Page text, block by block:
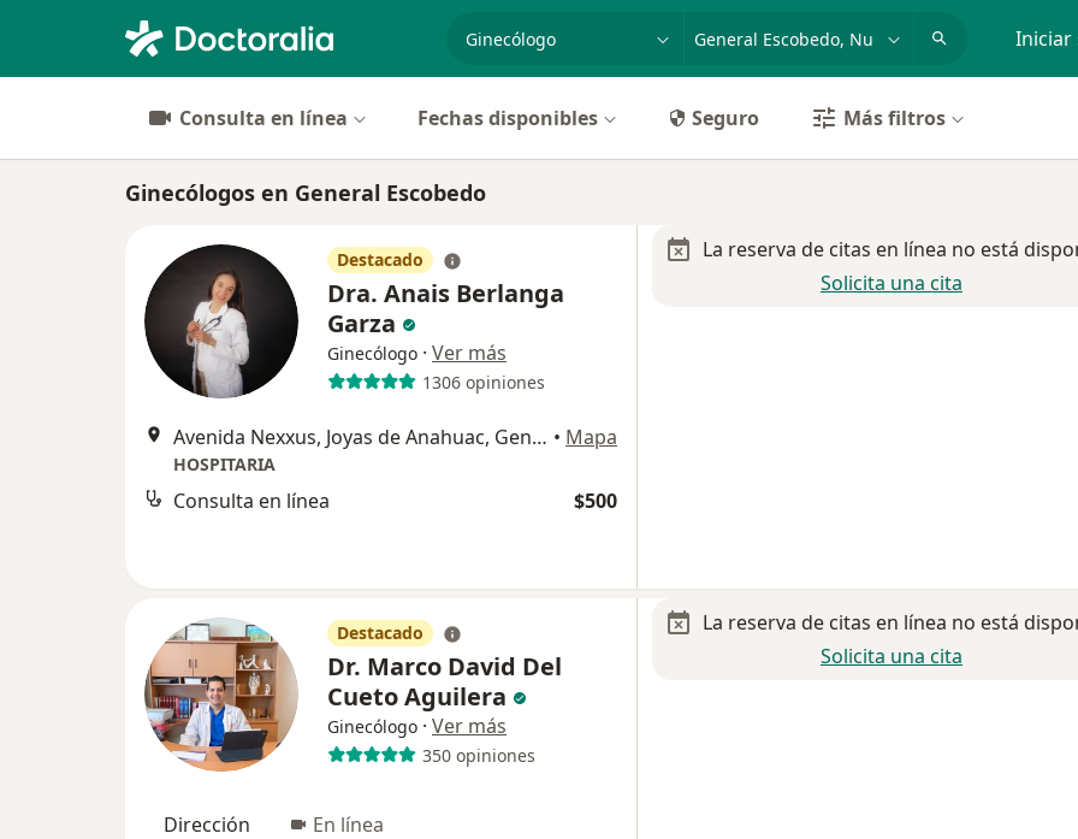
especialidad, enfermedad o nombre Iniciar
Consulta en línea Fechas disponibles Seguro Más filtros
Ginecólogos en General Escobedo
Destacado
Dra. Anais Berlanga
Garza
Ginecólogo · Ver más
1306 opiniones
Avenida Nexxus, Joyas de Anahuac, General Escobedo • Mapa
HOSPITARIA
Consulta en línea $500
La reserva de citas en línea no está
Solicita una cita
Destacado
Dr. Marco David Del
Cueto Aguilera
Ginecólogo · Ver más
350 opiniones
Dirección En línea
La reserva de citas en línea no está
Solicita una cita